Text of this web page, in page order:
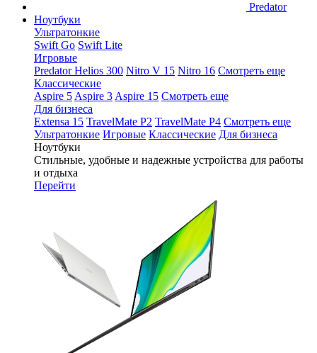
Predator
Ноутбуки
Ультратонкие
Swift Go Swift Lite
Игровые
Predator Helios 300 Nitro V 15 Nitro 16 Смотреть еще
Классические
Aspire 5 Aspire 3 Aspire 15 Смотреть еще
Для бизнеса
Extensa 15 TravelMate P2 TravelMate P4 Смотреть еще
Ультратонкие Игровые Классические Для бизнеса
Ноутбуки
Стильные, удобные и надежные устройства для работы
и отдыха
Перейти